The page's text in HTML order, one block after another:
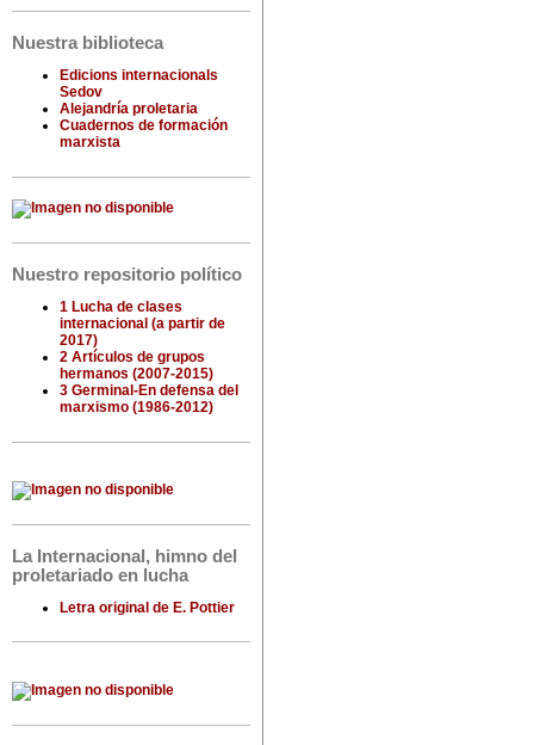
Nuestra biblioteca
Edicions internacionals
Sedov
Alejandría proletaria
Cuadernos de formación
marxista
Nuestro repositorio político
1 Lucha de clases
internacional (a partir de
2017)
2 Artículos de grupos
hermanos (2007-2015)
3 Germinal-En defensa del
marxismo (1986-2012)
La Internacional, himno del
proletariado en lucha
Letra original de E. Pottier